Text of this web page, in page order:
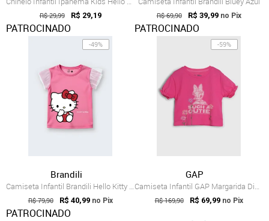
R$ 29,99 R$ 29,19
PATROCINADO
R$ 69,90 R$ 39,99 no Pix
PATROCINADO
-49%
Brandili
Camiseta Infantil Brandili Hello Kitty Rosa
R$ 79,90 R$ 40,99 no Pix
PATROCINADO
-59%
GAP
Camiseta Infantil GAP Margarida Disney Rosa
R$ 169,90 R$ 69,99 no Pix